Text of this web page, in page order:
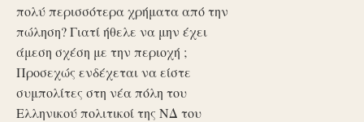
πολύ περισσότερα χρήματα από την
πώληση? Γιατί ήθελε να μην έχει
άμεση σχέση με την περιοχή ;
Προσεχώς ενδέχεται να είστε
συμπολίτες στη νέα πόλη του
Ελληνικού πολιτικοί της ΝΔ του